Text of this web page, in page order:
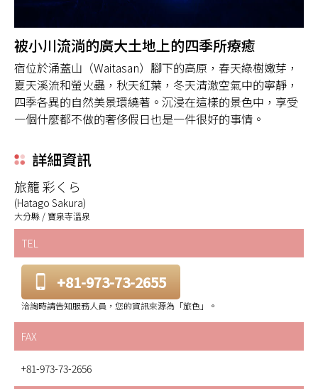
被小川流淌的廣大土地上的四季所療癒
宿位於涌蓋山（Waitasan）腳下的高原，春天綠樹嫩芽，
夏天溪流和螢火蟲，秋天紅葉，冬天清澈空氣中的寧靜，
四季各異的自然美景環繞著。沉浸在這樣的景色中，享受
一個什麼都不做的奢侈假日也是一件很好的事情。
詳細資訊
旅籠 彩くら
(Hatago Sakura)
大分縣 / 寶泉寺溫泉
TEL
+81-973-73-2655
洽詢時請告知服務人員，您的資訊來源為「旅色」。
FAX
+81-973-73-2656